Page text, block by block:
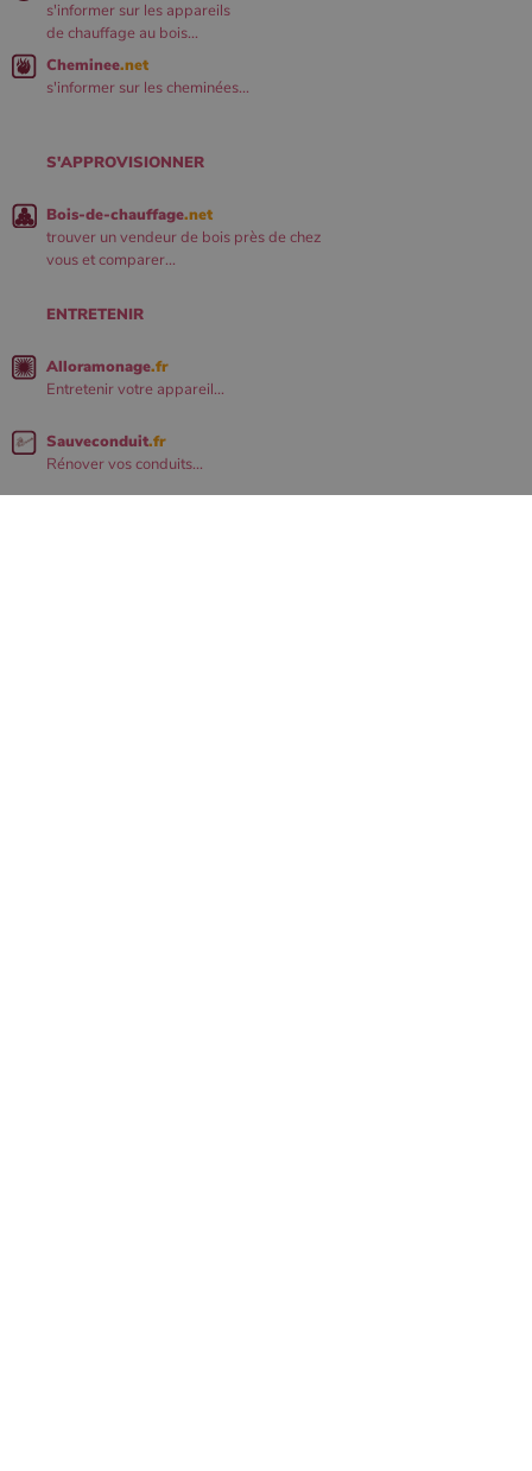
s'informer sur les appareils
de chauffage au bois...
Cheminee.net
s'informer sur les cheminées...
S'APPROVISIONNER
Bois-de-chauffage.net
trouver un vendeur de bois près de chez
vous et comparer...
ENTRETENIR
Alloramonage.fr
Entretenir votre appareil...
Sauveconduit.fr
Rénover vos conduits...